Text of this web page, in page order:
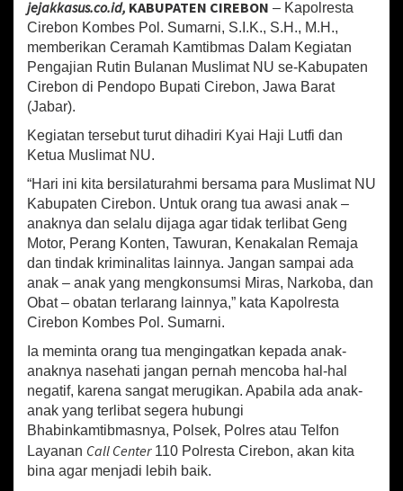
t
a
C
i
r
o
n
e
r
i
k
a
n
C
e
r
m
a
h
K
m
t
i
at
sA
p
p
b
o
o
ai
l
ar
e
jejakkasus.co.id, KABUPATEN CIREBON – Kapolresta
Cirebon Kombes Pol. Sumarni, S.I.K., S.H., M.H.,
memberikan Ceramah Kamtibmas Dalam Kegiatan
Pengajian Rutin Bulanan Muslimat NU se-Kabupaten
Cirebon di Pendopo Bupati Cirebon, Jawa Barat
(Jabar).
Kegiatan tersebut turut dihadiri Kyai Haji Lutfi dan
Ketua Muslimat NU.
“Hari ini kita bersilaturahmi bersama para Muslimat NU
Kabupaten Cirebon. Untuk orang tua awasi anak –
anaknya dan selalu dijaga agar tidak terlibat Geng
Motor, Perang Konten, Tawuran, Kenakalan Remaja
dan tindak kriminalitas lainnya. Jangan sampai ada
anak – anak yang mengkonsumsi Miras, Narkoba, dan
Obat – obatan terlarang lainnya,” kata Kapolresta
Cirebon Kombes Pol. Sumarni.
Ia meminta orang tua mengingatkan kepada anak-
anaknya nasehati jangan pernah mencoba hal-hal
negatif, karena sangat merugikan. Apabila ada anak-
anak yang terlibat segera hubungi
Bhabinkamtibmasnya, Polsek, Polres atau Telfon
Layanan Call Center110 Polresta Cirebon, akan kita
bina agar menjadi lebih baik.